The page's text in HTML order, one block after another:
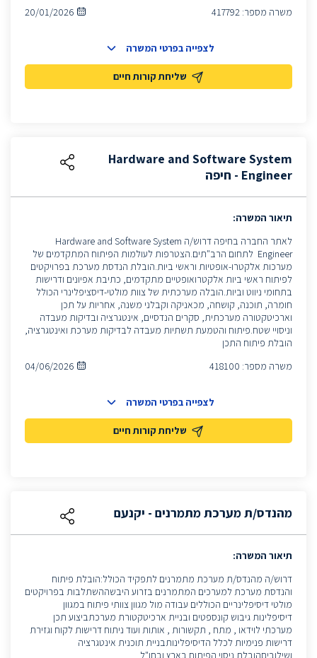
משרה מספר: 417792
20/01/2026
שליחת קורות חיים
לצפייה בפרטי המשרה
Hardware and Software System
Engineer - חיפה
תיאור המשרה:
לאתר החברה בחיפה דרוש/ה Hardware and Software System
Engineer לתחום הרב"תים.הצטרפות לעולמות הפיתוח המתקדמים של
מערכות אלקטרו-אופטיות וראשי ביות.הובלת הנדסת מערכת בפרויקטים
לפיתוח ראשי ביות אלקטרואופטיים מתקדמים, כתיבת אפיונים ודרישות
בתחומי ניווט וביות.הובלה מערכתית של צוות מולטי-דיסציפלינרי הכולל
חומרה, תוכנה, קושחה, מכאניקה וקבלני משנה, אחריות על תכן
וארכיטקטורה מערכתית, סקרים הנדסיים, אינטגרציה ובדיקות מעבדה
וניסויי שטח.פיתוח והטמעת תשתיות מעבדה לבדיקות מערכת ואינטגרציה,
הובלת פיתוח התכן
משרה מספר: 418100
04/06/2026
שליחת קורות חיים
לצפייה בפרטי המשרה
מהנדס/ת מערכת מתמרנים - יקנעם
תיאור המשרה:
דרוש/ה מהנדס/ת מערכת מתמרנים לתפקיד הכולל:הובלת פיתוח
והנדסת מערכת למערכים המתמרנים בזרוע היבשההשתלבות בפרויקטים
מולטי דיסיפלינריים הכוללים עבודה מול מגוון צוותי פיתוח במגוון
דיסיפלינות גיבוש קונספטים ובניית ארכיטקטורת מערכתביצוע תכן
מערכתי לוידאו , מתח , תקשורות , אותות ועוד ניתוח דרישות לקוח וגזירת
דרישות פנימיות לכלל הדיסיפלינותבניית תוכנית אינטגרציה
ושילוביםהובלת ניסוי הפיתוח בארץ ובחו"ל